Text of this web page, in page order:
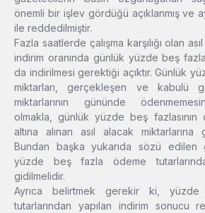
önemli bir işlev gördüğü açıklanmış ve
ile reddedilmiştir.
Fazla saatlerde çalışma karşılığı olan
indirim oranında günlük yüzde beş
da indirilmesi gerektiği açıktır. Günlük
miktarları, gerçekleşen ve kabulü
miktarlarının gününde
olmakla, günlük yüzde beş
altına alınan asıl alacak
Bundan başka yukarıda sözü edilen
yüzde beş fazla ödeme
gidilmelidir.
Ayrıca belirtmek gerekir ki,
tutarlarından yapılan indirim sonucu